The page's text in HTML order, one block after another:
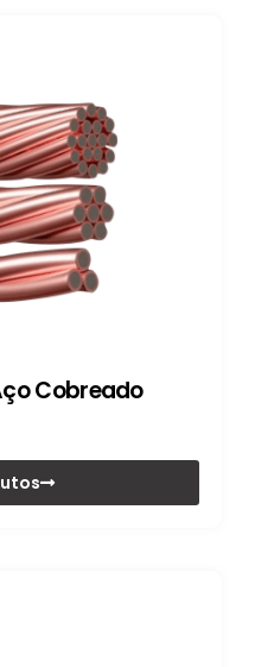
Cobreado